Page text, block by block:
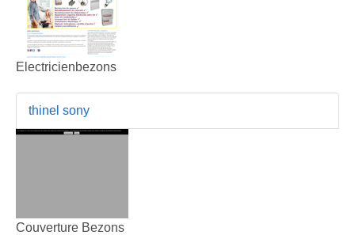
Electricienbezons
thinel sony
Couverture Bezons